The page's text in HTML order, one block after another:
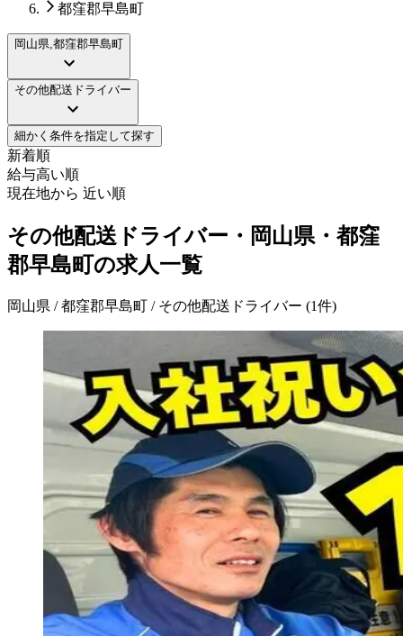
都窪郡早島町
岡山県,都窪郡早島町
その他配送ドライバー
細かく条件を指定して探す
新着順
給与高い順
現在地から 近い順
その他配送ドライバー・岡山県・都窪
郡早島町の求人一覧
岡山県 / 都窪郡早島町 / その他配送ドライバー (1件)